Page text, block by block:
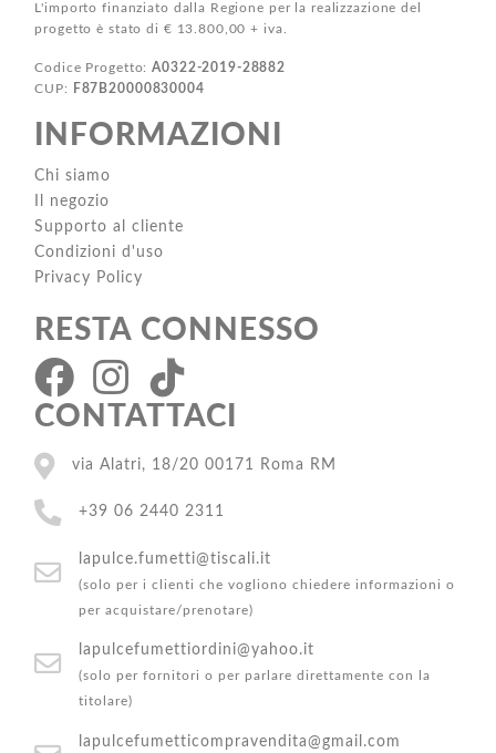
L'importo finanziato dalla Regione per la realizzazione del
progetto è stato di € 13.800,00 + iva.
Codice Progetto:A0322-2019-28882
CUP:
F87B20000830004
INFORMAZIONI
Chi siamo
Il negozio
Supporto al cliente
Condizioni d'uso
Privacy Policy
RESTA CONNESSO
CONTATTACI
via Alatri, 18/20 00171 Roma RM
+39 06 2440 2311
lapulce.fumetti@tiscali.it
(solo per i clienti che vogliono chiedere informazioni o
per acquistare/prenotare)
lapulcefumettiordini@yahoo.it
(solo per fornitori o per parlare direttamente con la
titolare)
lapulcefumetticompravendita@gmail.com